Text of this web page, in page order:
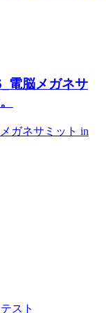
電脳メガネサ
ガネサミット in
スト